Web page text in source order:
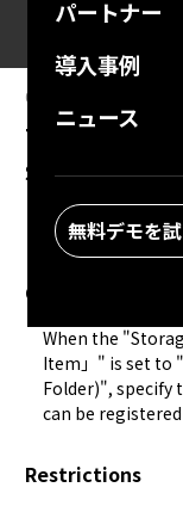
パートナー
導入事例
ニュース
無料デモを
08.13.2024
Table
Settings:
Overview
When the "
Item」" is set to
Folder)",
can be
Restrictions